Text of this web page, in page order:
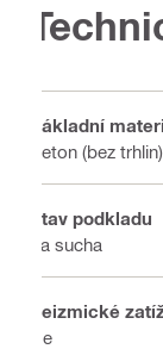
Základní
Beton (bez trhlin)
Stav podkladu
Za sucha
Seizmické
Ne